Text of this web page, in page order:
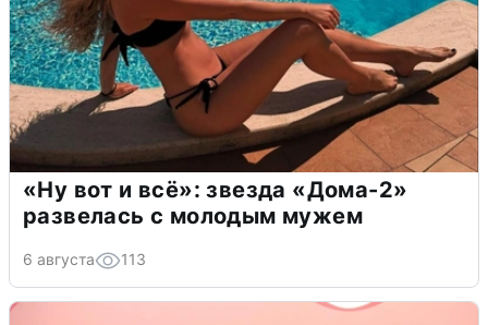
«Ну вот и всё»: звезда «Дома-2»
развелась с молодым мужем
6 августа 113